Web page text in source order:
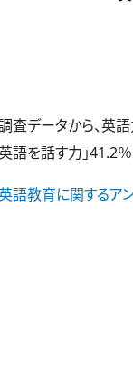
査データから、英語
英語を話す力」41.2
語教育に関するア